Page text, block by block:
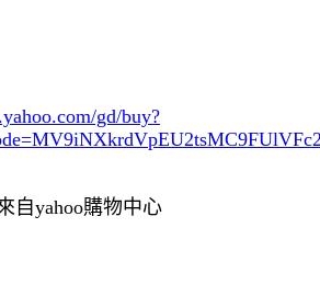
gd/buy?
自yahoo購物中心